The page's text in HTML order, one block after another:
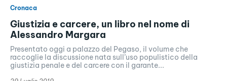
Cronaca
Giustizia e carcere, un libro nel nome di
Alessandro Margara
Presentato oggi a palazzo del Pegaso, il volume che
raccoglie la discussione nata sull’uso populistico della
giustizia penale e del carcere con il garante...